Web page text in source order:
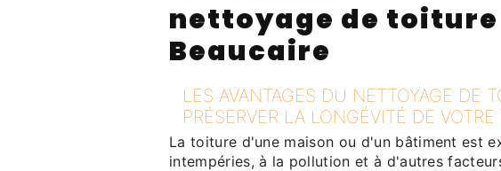
nettoyage de toiture
Beaucaire
LES AVANTAGES DU NETTOYAGE DE
PRÉSERVER LA LONGÉVITÉ DE VOTRE
La toiture d'une maison ou d'un bâtiment est
intempéries, à la pollution et à d'autres